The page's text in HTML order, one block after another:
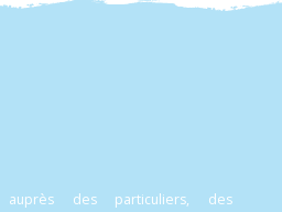
auprès des particuliers, des